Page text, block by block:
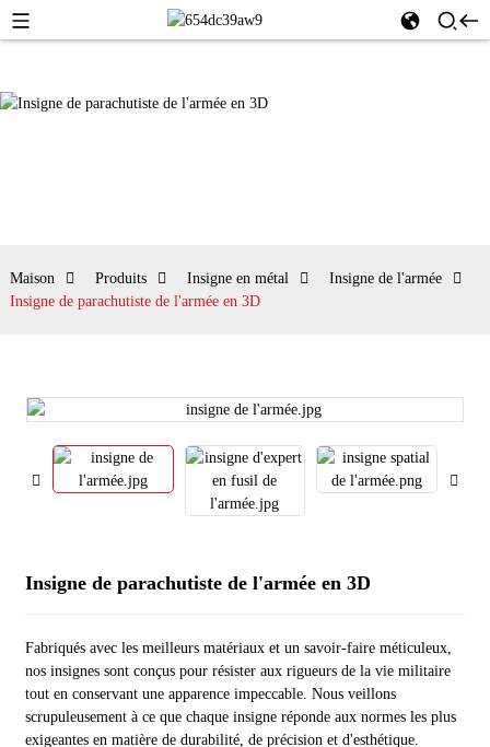
Maison Produits Insigne en métal
Insigne de l'armée
Insigne de parachutiste de l'armée en 3D
Insigne de parachutiste de l'armée en 3D
Fabriqués avec les meilleurs matériaux et un savoir-faire méticuleux,
nos insignes sont conçus pour résister aux rigueurs de la vie militaire
tout en conservant une apparence impeccable. Nous veillons
scrupuleusement à ce que chaque insigne réponde aux normes les plus
exigeantes en matière de durabilité, de précision et d'esthétique.